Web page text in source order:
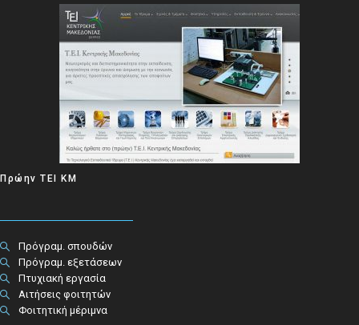
Πρώην ΤΕΙ ΚΜ
Πρόγραμ. σπουδών
Πρόγραμ. εξετάσεων
Πτυχιακή εργασία
Αιτήσεις φοιτητών
Φοιτητική μέριμνα